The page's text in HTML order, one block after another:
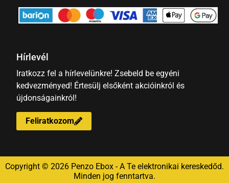
Hírlevél
Iratkozz fel a hírlevelünkre! Zsebeld be egyéni
kedvezményed! Értesülj elsőként akcióinkról és
újdonságainkról!
Feliratkozom
Copyright © 2026 Penzo Ebox - A Te elektronikai kereskedőd.
Minden jog fenntartva.